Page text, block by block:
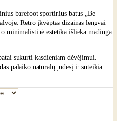
barefoot sportinius batus „Be
Retro įkvėptas dizainas lengvai
minimalistinė estetika išlieka madinga
sukurti kasdieniam dėvėjimui.
palaiko natūralų judesį ir suteikia